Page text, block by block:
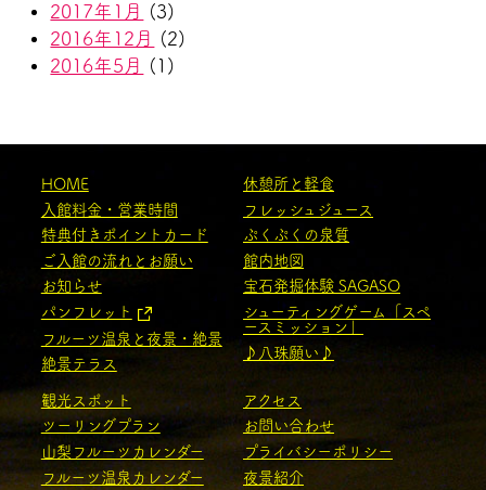
2017年1月
(3)
2016年12月
(2)
2016年5月
(1)
HOME
入館料金・営業時間
特典付きポイントカード
ご入館の流れとお願い
お知らせ
パンフレット
フルーツ温泉と夜景・絶景
絶景テラス
休憩所と軽食
フレッシュジュース
ぷくぷくの泉質
館内地図
宝石発掘体験 SAGASO
シューティングゲーム「スペ
ースミッション」
♪八珠願い♪
観光スポット
ツーリングプラン
山梨フルーツカレンダー
フルーツ温泉カレンダー
アクセス
お問い合わせ
プライバシーポリシー
夜景紹介